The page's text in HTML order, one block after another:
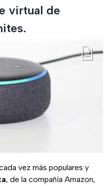
virtual de
vez más populares y
, de la compañía Amazon,